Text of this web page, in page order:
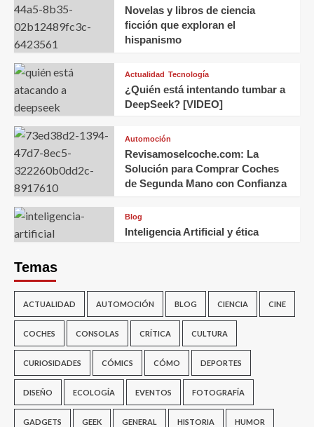
Novelas y libros de ciencia
ficción que exploran el
hispanismo
Actualidad Tecnología
¿Quién está intentando tumbar a
DeepSeek? [VIDEO]
Automoción
Revisamoselcoche.com: La
Solución para Comprar Coches
de Segunda Mano con Confianza
Blog
Inteligencia Artificial y ética
Temas
ACTUALIDAD AUTOMOCIÓN BLOG CIENCIA CINE
COCHES CONSOLAS CRÍTICA CULTURA
CURIOSIDADES CÓMICS CÓMO DEPORTES
DISEÑO ECOLOGÍA EVENTOS FOTOGRAFÍA
GADGETS GEEK GENERAL HISTORIA HUMOR